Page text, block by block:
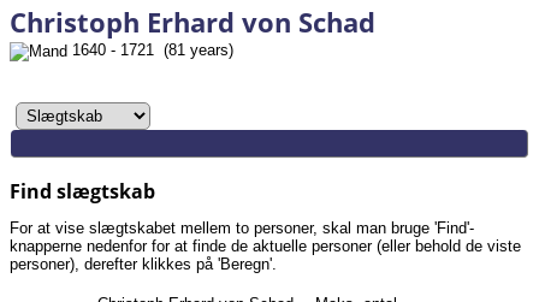
Christoph Erhard von Schad
1640 - 1721 (81 years)
Find slægtskab
For at vise slægtskabet mellem to personer, skal man bruge 'Find'-
knapperne nedenfor for at finde de aktuelle personer (eller behold de viste
personer), derefter klikkes på 'Beregn'.